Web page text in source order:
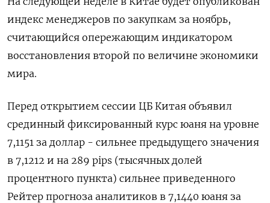
индекс менеджеров по закупкам за ноябрь,
считающийся опережающим индикатором
восстановления второй по величине экономики
мира.
Перед открытием сессии ЦБ Китая объявил
срединный фиксированный курс юаня на уровне
7,1151 за доллар - сильнее предыдущего значения
в 7,1212 и на 289 pips (тысячных долей
процентного пункта) сильнее приведенного
Рейтер прогноза аналитиков в 7,1440 юаня за